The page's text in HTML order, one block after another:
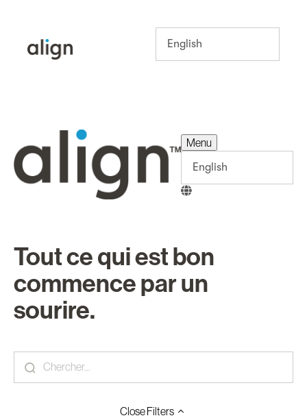
Menu
Tout ce qui est bon
commence par un
sourire.
CloseFilters